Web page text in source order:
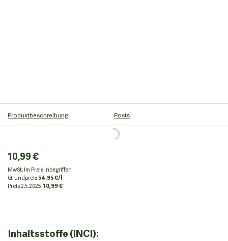
Produktbeschreibung Posts
10,99 €
MwSt. im Preis inbegriffen
Grundpreis54.95 €/l
Preis2.5.2025:10,99 €
Inhaltsstoffe (INCI):